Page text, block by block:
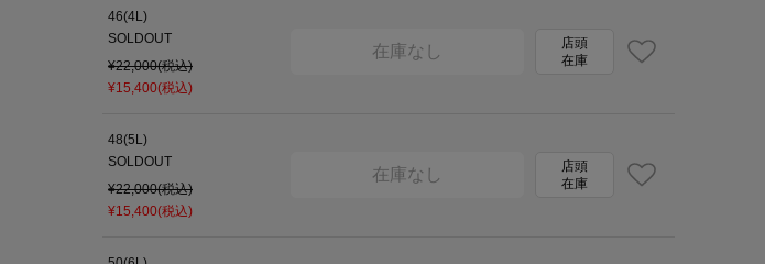
46(4L)
SOLDOUT
¥22,000(税込)
¥15,400(税込)
在庫なし
店頭
在庫
48(5L)
SOLDOUT
¥22,000(税込)
¥15,400(税込)
在庫なし
店頭
在庫